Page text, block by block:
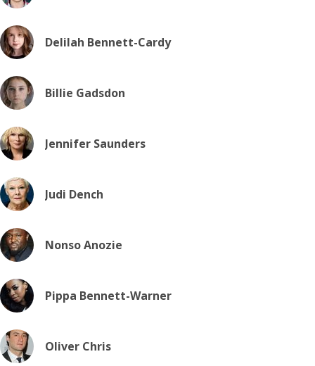
Delilah Bennett-Cardy
Billie Gadsdon
Jennifer Saunders
Judi Dench
Nonso Anozie
Pippa Bennett-Warner
Oliver Chris